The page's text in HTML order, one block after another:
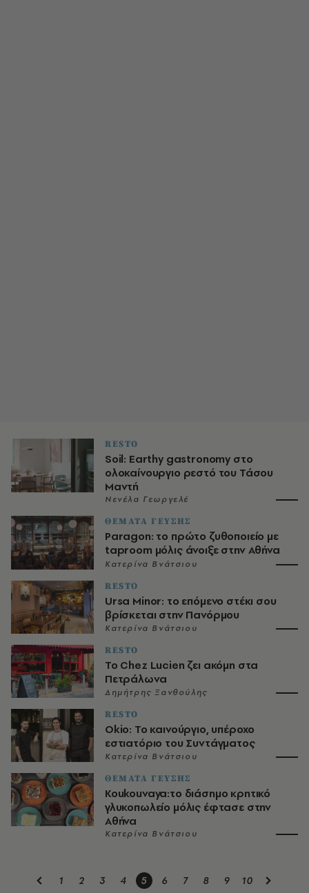
RESTO
Soil: Earthy gastronomy στο
ολοκαίνουργιο ρεστό του Τάσου
Μαντή
Νενέλα Γεωργελέ
ΘΕΜΑΤΑ ΓΕΥΣΗΣ
Paragon: το πρώτο ζυθοποιείο με
taproom μόλις άνοιξε στην Αθήνα
Κατερίνα Βνάτσιου
RESTO
Ursa Minor: το επόμενο στέκι σου
βρίσκεται στην Πανόρμου
Κατερίνα Βνάτσιου
RESTO
To Chez Lucien ζει ακόμη στα
Πετράλωνα
Δημήτρης Ξανθούλης
RESTO
Okio: Το καινούργιο, υπέροχο
εστιατόριο του Συντάγματος
Κατερίνα Βνάτσιου
ΘΕΜΑΤΑ ΓΕΥΣΗΣ
Koukouvaya:το διάσημο κρητικό
γλυκοπωλείο μόλις έφτασε στην
Αθήνα
Κατερίνα Βνάτσιου
1 2 3 4 5 6 7 8 9 10